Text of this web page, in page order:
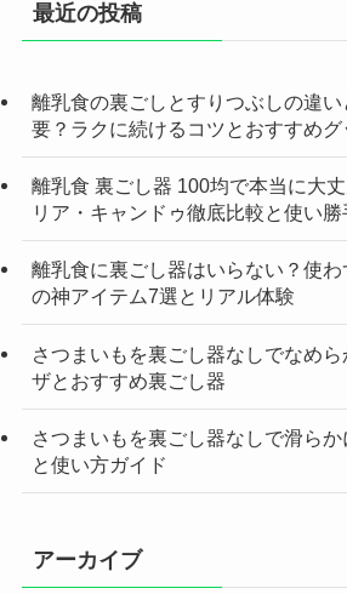
最近の投稿
離乳食の裏ごしとすりつぶしの違
要？ラクに続けるコツとおすすめグ
離乳食 裏ごし器 100均で本当に大
リア・キャンドゥ徹底比較と使い勝
離乳食に裏ごし器はいらない？使
の神アイテム7選とリアル体験
さつまいもを裏ごし器なしでなめ
ザとおすすめ裏ごし器
さつまいもを裏ごし器なしで滑ら
と使い方ガイド
アーカイブ